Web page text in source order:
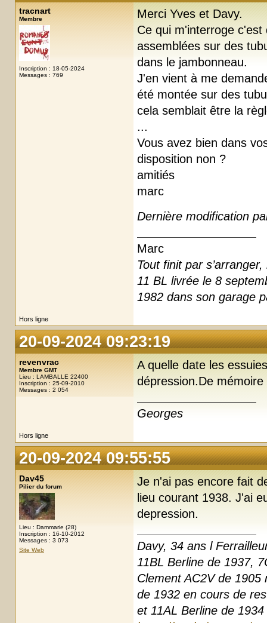
tracnart
Membre
Inscription : 18-05-2024
Messages : 769
Merci Yves et Davy.
Ce qui m'interroge
assemblées sur des
dans le jambonneau.
J'en vient à me
été montée sur des
cela semblait être la
...
Vous avez bien dans
disposition non ?
amitiés
marc
Dernière modification
Marc
Tout finit par
11 BL livrée le 8
1982 dans son garage
Hors ligne
20-09-2024 09:23:19
revenvrac
Membre GMT
Lieu : LAMBALLE 22400
Inscription : 25-09-2010
Messages : 2 054
A quelle date les
dépression.De
Georges
Hors ligne
20-09-2024 09:55:55
Dav45
Pilier du forum
Lieu : Dammarie (28)
Inscription : 16-10-2012
Messages : 3 073
Site Web
Je n'ai pas encore fait
lieu courant 1938. J'ai
depression.
Davy, 34 ans l
11BL Berline de 1937,
Clement AC2V de
de 1932 en cours de
et 11AL Berline de